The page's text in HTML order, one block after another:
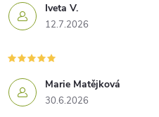
Iveta V.
12.7.2026
Marie Matějková
30.6.2026